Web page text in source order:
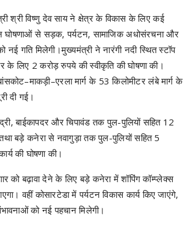
श्री विष्णु देव साय ने क्षेत्र के विकास के लिए कई
घोषणाओं से सड़क, पर्यटन, सामाजिक अधोसंरचना और
नई गति मिलेगी।मुख्यमंत्री ने नारंगी नदी स्थित स्टॉप
के लिए 2 करोड़ रुपये की स्वीकृति की घोषणा की।
मार्ग के 53 किलोमीटर लंबे मार्ग के
दी गई।
बाईकापदर और चिपावंड तक पुल-पुलियों सहित 12
बड़े कनेरा से नवागुड़ा तक पुल-पुलियों सहित 5
की घोषणा की।
को बढ़ावा देने के लिए बड़े कनेरा में शॉपिंग कॉम्प्लेक्स
वहीं कोसारटेडा में पर्यटन विकास कार्य किए जाएंगे,
को नई पहचान मिलेगी।